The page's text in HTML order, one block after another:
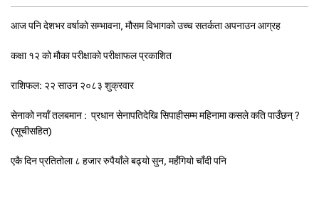
आज पनि देशभर वर्षाको सम्भावना, मौसम विभागको उच्च सतर्कता अपनाउन आग्रह
कक्षा १२ को मौका परीक्षाको परीक्षाफल प्रकाशित
राशिफल: २२ साउन २०८३ शुक्रवार
सेनाको नयाँ तलबमान : प्रधान सेनापतिदेखि सिपाहीसम्म महिनामा कसले कति पाउँछन् ?
(सूचीसहित)
एकै दिन प्रतितोला ८ हजार रुपैयाँले बढ्यो सुन, महँगियो चाँदी पनि